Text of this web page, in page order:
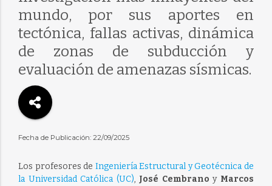
mundo, por sus aportes en
tectónica, fallas activas, dinámica
de zonas de subducción y
evaluación de amenazas sísmicas.
Fecha de Publicación: 22/09/2025
Los profesores de Ingeniería Estructural y Geotécnica de
la Universidad Católica (UC), José Cembrano y Marcos